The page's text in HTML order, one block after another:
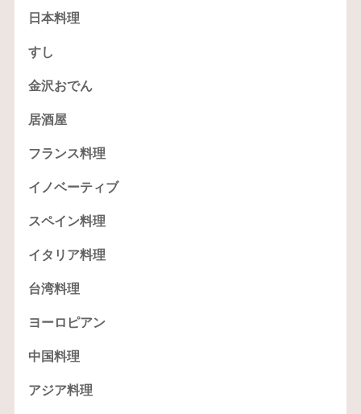
日本料理
すし
金沢おでん
居酒屋
フランス料理
イノベーティブ
スペイン料理
イタリア料理
台湾料理
ヨーロピアン
中国料理
アジア料理